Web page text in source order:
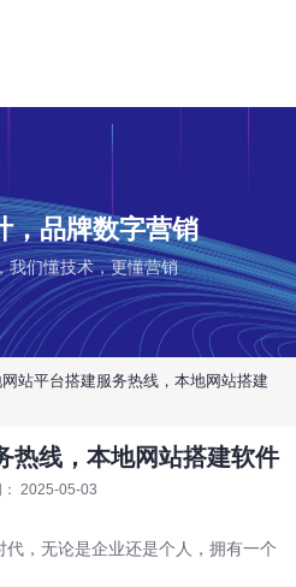
，品牌数字营销
我们懂技术，更懂营销
站平台搭建服务热线，本地网站搭建
热线，本地网站搭建软件
： 2025-05-03
，无论是企业还是个人，拥有一个